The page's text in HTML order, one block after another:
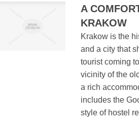
A
KRAKOW
Krakow is the
and a city that
tourist coming
vicinity of the
a rich
includes the
style of hostel